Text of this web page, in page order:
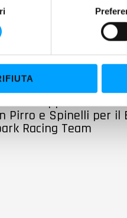
doppio titolo nel
Pirro e Spinelli per il
Racing Team